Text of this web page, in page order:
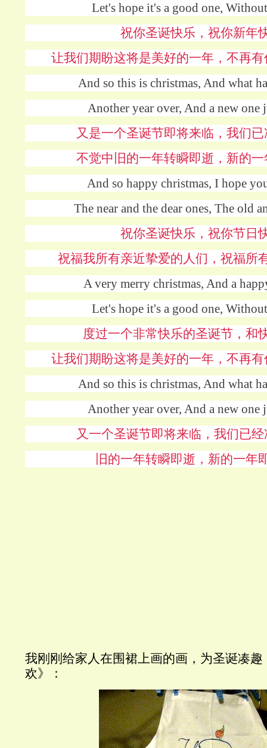
Let's hope it's a good one,
祝你圣诞快乐，祝你新年
让我们期盼这将是美好的一年，不再
And so this is christmas, And what
Another year over, And a new one
又是一个圣诞节即将来临，我们
不觉中旧的一年转瞬即逝，新的
And so happy christmas, I hope
The near and the dear ones, The old
祝你圣诞快乐，祝你节日
祝福我所有亲近挚爱的人们，祝福所
A very merry christmas, And a
Let's hope it's a good one,
度过一个非常快乐的圣诞节，和
让我们期盼这将是美好的一年，不再
And so this is christmas, And what
Another year over, And a new one
又一个圣诞节即将来临，我们已
旧的一年转瞬即逝，新的一年
我刚刚给家人在围裙上画的画，为圣诞凑
欢》：